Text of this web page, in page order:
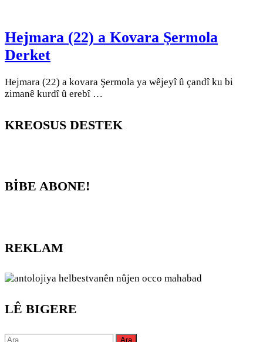
Hejmara (22) a Kovara Şermola
Derket
Hejmara (22) a kovara Şermola ya wêjeyî û çandî ku bi
zimanê kurdî û erebî …
KREOSUS DESTEK
BİBE ABONE!
REKLAM
LÊ BIGERE
Arama: